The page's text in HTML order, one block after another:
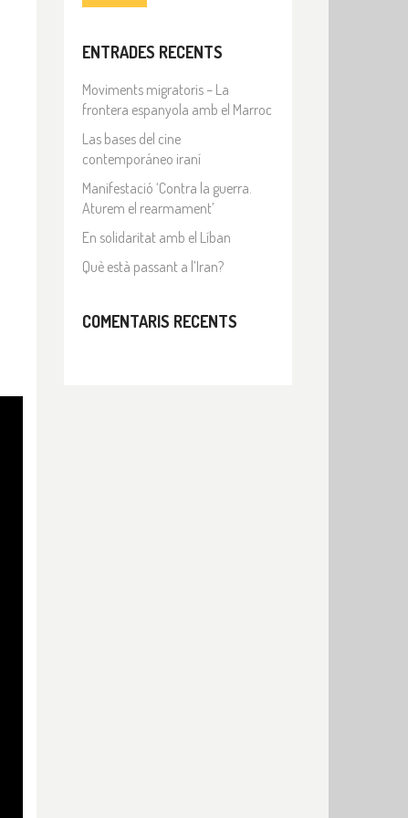
ENTRADES RECENTS
Moviments migratoris – La
frontera espanyola amb el Marroc
Las bases del cine
contemporáneo iraní
Manifestació ‘Contra la guerra.
Aturem el rearmament’
En solidaritat amb el Líban
Què està passant a l’Iran?
COMENTARIS RECENTS